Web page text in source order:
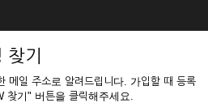
기
메일 주소로 알려드립니다. 가입할 때 등록
찾기" 버튼을 클릭해주세요.